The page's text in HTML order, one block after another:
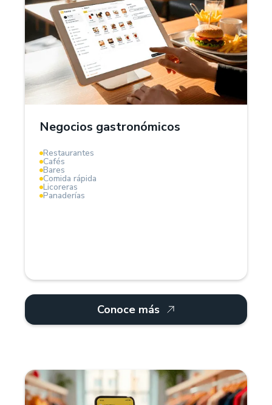
Negocios gastronómicos
Restaurantes
Cafés
Bares
Comida rápida
Licoreras
Panaderías
¿Por qué Treinta?
El Sistema POS Treinta es la solución ideal para
negocios gastronómicos, aquí podrás gestionar
inventarios de tus insumos, controlar costos de
ingredientes, organizar mesas, pedidos y calcular
márgenes de ganancia en tiempo real.
Optimiza compras, reduce desperdicios y aumenta la
rentabilidad de tu negocio gastronómico.
Conoce más